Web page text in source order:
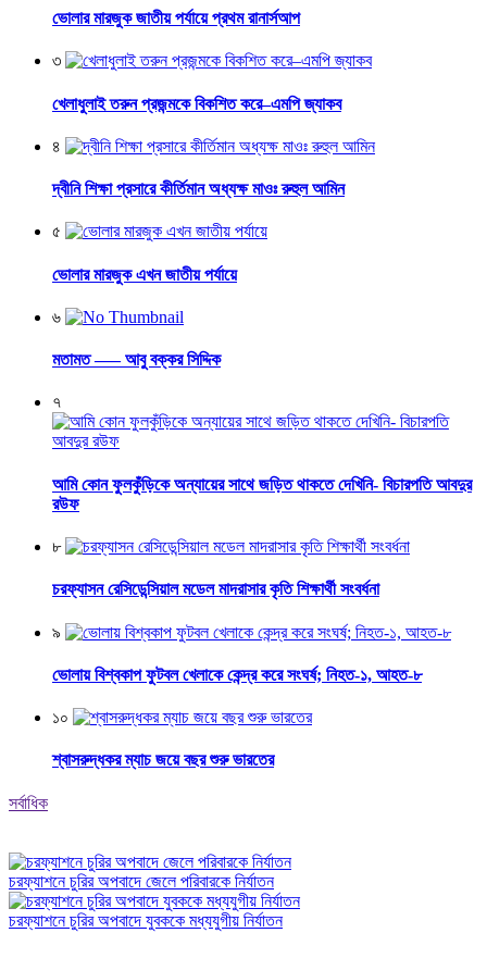
ভোলার মারজুক জাতীয় পর্যায়ে প্রথম রানার্সআপ
৩
খেলাধুলাই তরুন প্রজন্মকে বিকশিত করে–এমপি জ্যাকব
৪
দ্বীনি শিক্ষা প্রসারে কীর্তিমান অধ্যক্ষ মাওঃ রুহুল আমিন
৫
ভোলার মারজুক এখন জাতীয় পর্যায়ে
৬
মতামত —– আবু বক্কর সিদ্দিক
৭
আমি কোন ফুলকুঁড়িকে অন্যায়ের সাথে জড়িত থাকতে দেখিনি- বিচারপতি আবদুর
রউফ
৮
চরফ্যাসন রেসিডেন্সিয়াল মডেল মাদরাসার কৃতি শিক্ষার্থী সংবর্ধনা
৯
ভোলায় বিশ্বকাপ ফুটবল খেলাকে কেন্দ্র করে সংঘর্ষ; নিহত-১, আহত-৮
১০
শ্বাসরুদ্ধকর ম্যাচ জয়ে বছর শুরু ভারতের
সর্বাধিক
চরফ্যাশনে চুরির অপবাদে জেলে পরিবারকে নির্যাতন
চরফ্যাশনে চুরির অপবাদে যুবককে মধ্যযুগীয় নির্যাতন